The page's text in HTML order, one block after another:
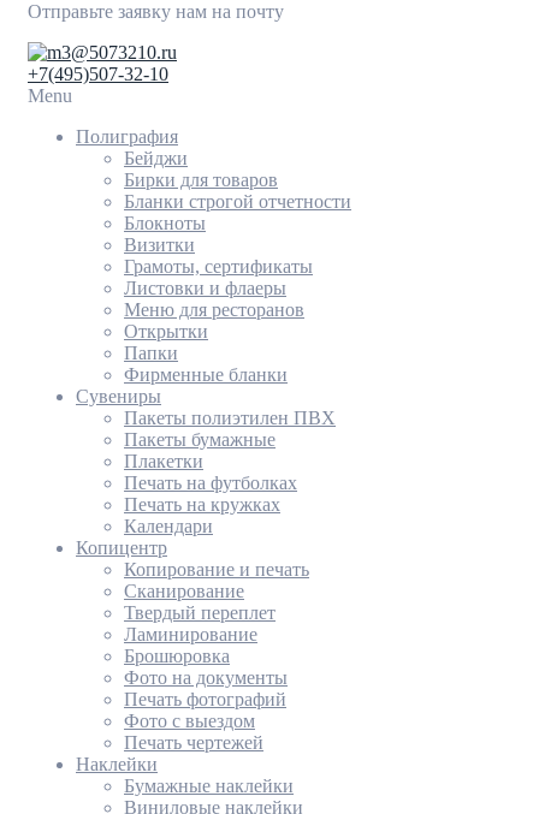
Отправьте заявку нам на почту
3@5073210.ru
+7(495)507-32-10
Menu
Полиграфия
Бейджи
Бирки для товаров
Бланки строгой отчетности
Блокноты
Визитки
Грамоты, сертификаты
Листовки и флаеры
Меню для ресторанов
Открытки
Папки
Фирменные бланки
Сувениры
Пакеты полиэтилен ПВХ
Пакеты бумажные
Плакетки
Печать на футболках
Печать на кружках
Календари
Копицентр
Копирование и печать
Сканирование
Твердый переплет
Ламинирование
Брошюровка
Фото на документы
Печать фотографий
Фото с выездом
Печать чертежей
Наклейки
Бумажные наклейки
Виниловые наклейки